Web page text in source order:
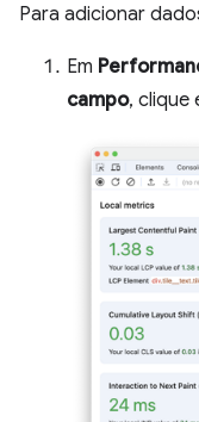
Para adicionar
Em
campo, clique